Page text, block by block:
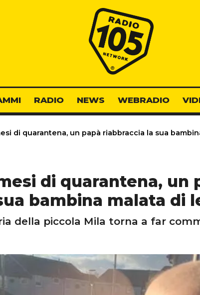
Radio 105
RADIO NEWS WEBRADIO
di quarantena, un papà riabbraccia la sua
di quarantena, un
bambina malata di
della piccola Mila torna a far